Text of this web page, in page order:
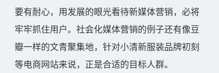
要有耐心，用发展的眼光看待新媒体营销，必将
牢牢抓住用户。社会化媒体营销的例子还有像豆
瓣一样的文青聚集地，针对小清新服装品牌初刻
等电商网站来说，正是合适的目标人群。